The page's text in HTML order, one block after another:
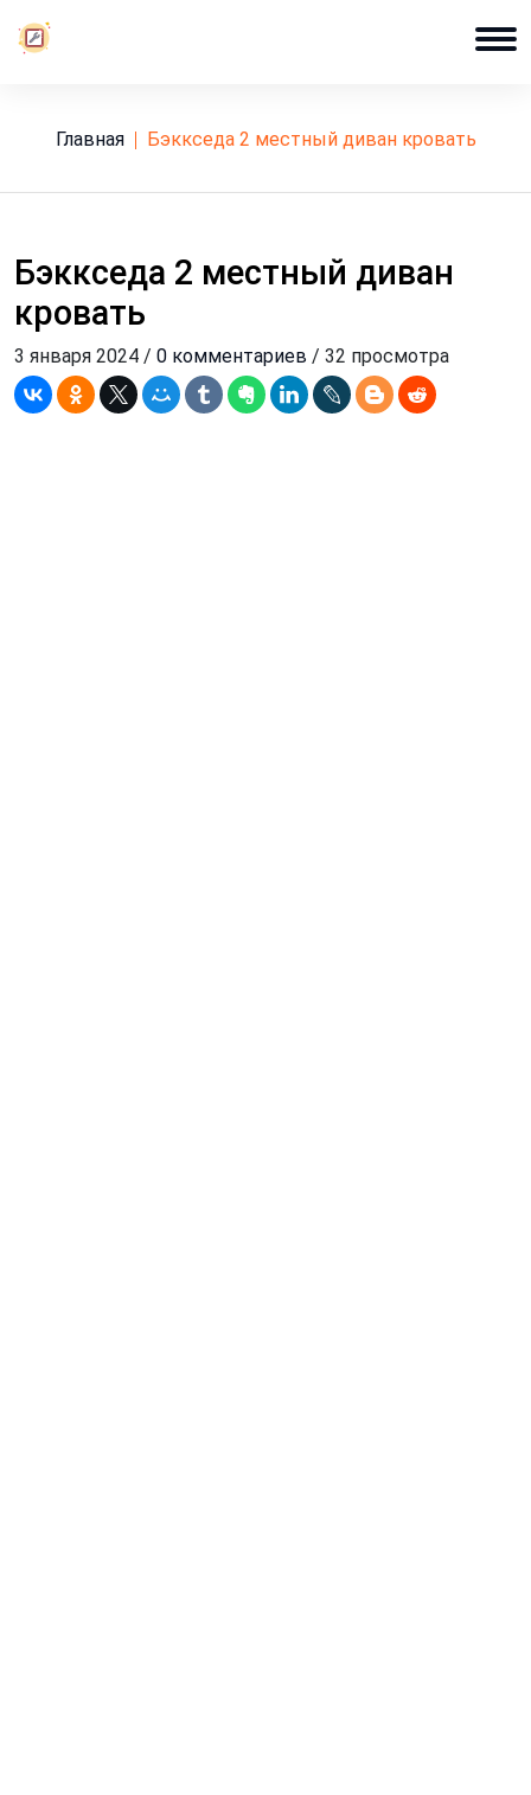
Главная бэккседа 2 местный диван кровать
Бэккседа 2 местный диван
кровать
3 января 2024 / 0 комментариев / 32 просмотра